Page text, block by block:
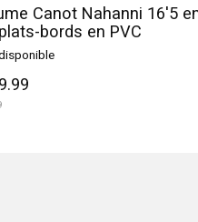
Canot Nahanni 16'5
bords en PVC